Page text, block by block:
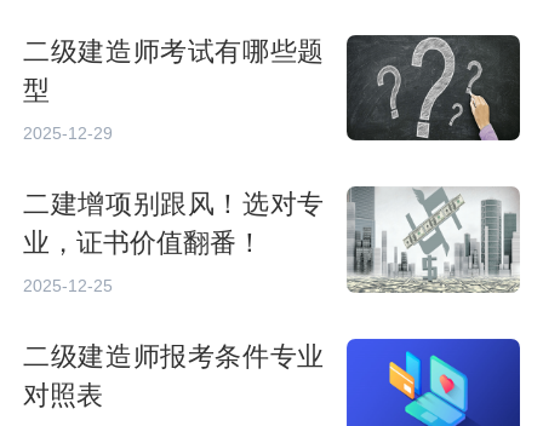
二级建造师考试有哪些题
型
2025-12-29
二建增项别跟风！选对专
业，证书价值翻番！
2025-12-25
二级建造师报考条件专业
对照表